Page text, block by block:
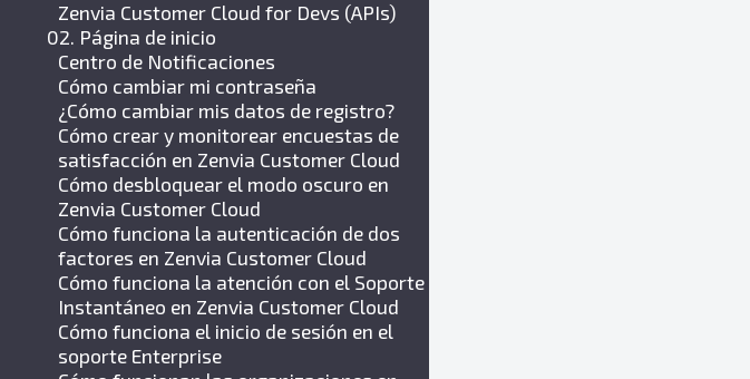
Zenvia Customer Cloud for Devs (APIs)
02. Página de inicio
Centro de Notificaciones
Cómo cambiar mi contraseña
¿Cómo cambiar mis datos de registro?
Cómo crear y monitorear encuestas de
satisfacción en Zenvia Customer Cloud
Cómo desbloquear el modo oscuro en
Zenvia Customer Cloud
Cómo funciona la autenticación de dos
factores en Zenvia Customer Cloud
Cómo funciona la atención con el Soporte
Instantáneo en Zenvia Customer Cloud
Cómo funciona el inicio de sesión en el
soporte Enterprise